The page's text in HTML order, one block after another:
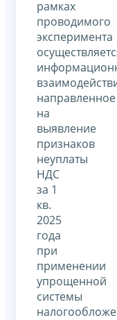
рамках
проводимого
эксперимента
направленное
на
выявление
признаков
неуплаты
НДС
за 1
кв.
2025
года
при
применении
упрощенной
системы